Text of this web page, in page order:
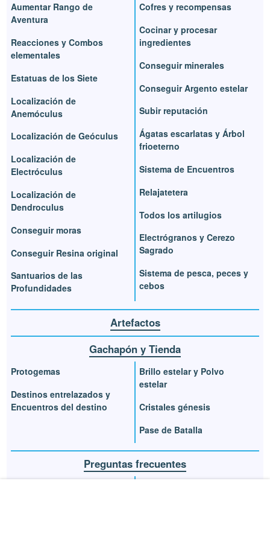
Aumentar Rango de
Aventura
Reacciones y Combos
elementales
Estatuas de los Siete
Localización de
Anemóculus
Localización de Geóculus
Localización de
Electróculus
Localización de
Dendroculus
Conseguir moras
Conseguir Resina original
Santuarios de las
Profundidades
Cofres y recompensas
Cocinar y procesar
ingredientes
Conseguir minerales
Conseguir Argento estelar
Subir reputación
Ágatas escarlatas y Árbol
frioeterno
Sistema de Encuentros
Relajatetera
Todos los artilugios
Electrógranos y Cerezo
Sagrado
Sistema de pesca, peces y
cebos
Artefactos
Gachapón y Tienda
Protogemas
Destinos entrelazados y
Encuentros del destino
Brillo estelar y Polvo
estelar
Cristales génesis
Pase de Batalla
Preguntas frecuentes